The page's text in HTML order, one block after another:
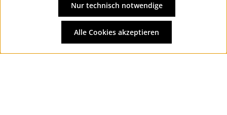
und ggf. Nachnahmegebühren, wenn nicht anders
angegeben.
Nur technisch notwendige
Alle Cookies akzeptieren